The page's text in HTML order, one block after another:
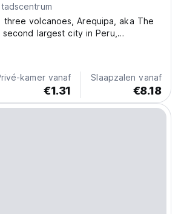
volcanoes, Arequipa, aka The
largest city in Peru,
serving chicha de jora corn,
soups. Located right
kamer vanaf
€1.31
Slaapzalen vanaf
€8.18